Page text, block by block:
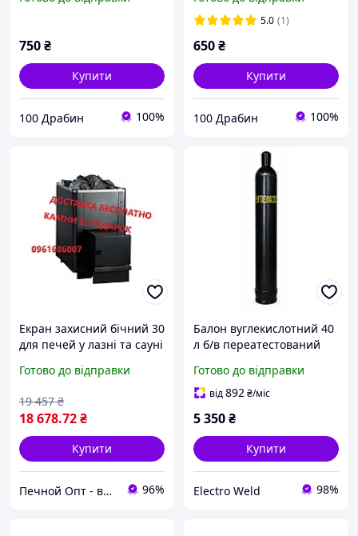
750₴
Купити
100 Драбин 100%
5.0 (1)
650₴
Купити
100 Драбин 100%
Екран захисний бічний 30
для печей у лазні та сауні
Готово до відправки
18 678.72₴
19 457 ₴
Купити
Печной Опт - все для сауни і бані! 96%
Балон вуглекислотний 40
л б/в переатестований
Готово до відправки
від892₴/міс
5 350₴
Купити
Electro Weld 98%